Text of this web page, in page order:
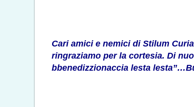
Cari amici e nemici di Stilum
ringraziamo per la cortesia. Di
bbenedizzionaccia lesta